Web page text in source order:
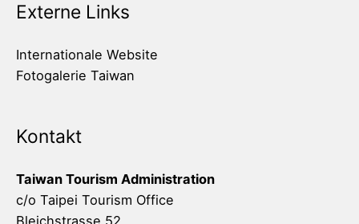
Externe Links
Internationale Website
Fotogalerie Taiwan
Kontakt
Taiwan Tourism Administration
c/o Taipei Tourism Office
Bleichstrasse 52